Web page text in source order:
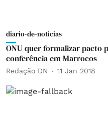
diario-de-noticias
ONU quer formalizar pacto
conferência em Marrocos
Redação DN 11 Jan 2018